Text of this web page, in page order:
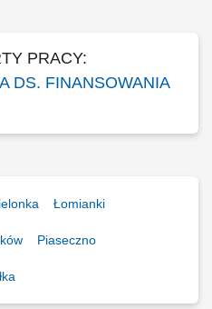
PRACY:
DS. FINANSOWANIA
Łomianki
Piaseczno